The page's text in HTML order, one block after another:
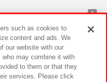
such as cookies to
content and ads. We
our website with our
may combine it with
to them or that they
services. Please click